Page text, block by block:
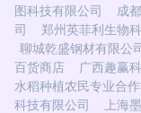
图科技有限公司
成
司
郑州英菲利生物
聊城乾盛钢材有限公
百货商店
广西趣赢
水稻种植农民专业合
科技有限公司
上海